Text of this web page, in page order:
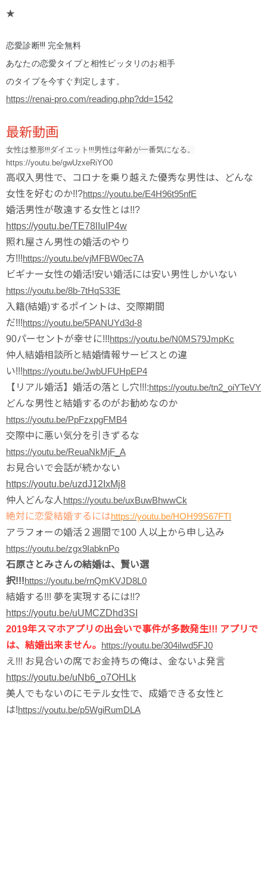
★
恋愛診断!!! 完全無料
あなたの恋愛タイプと相性ピッタリのお相手
のタイプを今すぐ判定します。
https://renai-pro.com/reading.php?dd=1542
最新動画
女性は整形!!!ダイエット!!!男性は年齢が一番気になる。
https://youtu.be/gwUzxeRiYO0
高収入男性で、コロナを乗り越えた優秀な男性は、どんな
女性を好むのか!!?https://youtu.be/E4H96t95nfE
婚活男性が敬遠する女性とは!!?
https://youtu.be/TE78lIuIP4w
照れ屋さん男性の婚活のやり
方!!!https://youtu.be/vjMFBW0ec7A
ビギナー女性の婚活!安い婚活には安い男性しかいない
https://youtu.be/8b-7tHqS33E
入籍(結婚)するポイントは、交際期間
だ!!!https://youtu.be/5PANUYd3d-8
90パーセントが幸せに!!!https://youtu.be/N0MS79JmpKc
仲人結婚相談所と結婚情報サービスとの違
い!!!https://youtu.be/JwbUFUHpEP4
【リアル婚活】婚活の落とし穴!!!:https://youtu.be/tn2_oiYTeVY
どんな男性と結婚するのがお勧めなのか
https://youtu.be/PpFzxpgFMB4
交際中に悪い気分を引きずるな
https://youtu.be/ReuaNkMjF_A
お見合いで会話が続かない
https://youtu.be/uzdJ12IxMj8
仲人どんな人 https://youtu.be/uxBuwBhwwCk
絶対に恋愛結婚するにはhttps://youtu.be/HOH99S67FTI
アラフォーの婚活２週間で100 人以上から申し込み
https://youtu.be/zgx9IabknPo
石原さとみさんの結婚は、賢い選
択!!!https://youtu.be/rnQmKVJD8L0
結婚する!!! 夢を実現するには!!?
https://youtu.be/uUMCZDhd3SI
2019年スマホアプリの出会いで事件が多数発生!!! アプリで
は、結婚出来ません。 https://youtu.be/304iIwd5FJ0
え!!! お見合いの席でお金持ちの俺は、金ないよ発言
https://youtu.be/uNb6_o7OHLk
美人でもないのにモテル女性で、成婚できる女性と
は!https://youtu.be/p5WgiRumDLA